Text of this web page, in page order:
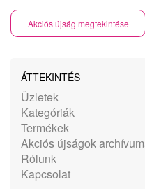
Akciós újság megtekintése
ÁTTEKINTÉS
Üzletek
Kategóriák
Termékek
Akciós újságok
Rólunk
Kapcsolat